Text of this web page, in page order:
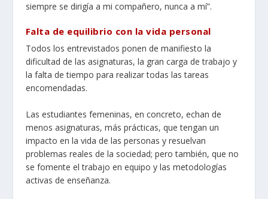
siempre se dirigía a mi compañero, nunca a mí”.
Falta de equilibrio con la vida personal
Todos los entrevistados ponen de manifiesto la
dificultad de las asignaturas, la gran carga de trabajo y
la falta de tiempo para realizar todas las tareas
encomendadas.
Las estudiantes femeninas, en concreto, echan de
menos asignaturas, más prácticas, que tengan un
impacto en la vida de las personas y resuelvan
problemas reales de la sociedad; pero también, que no
se fomente el trabajo en equipo y las metodologías
activas de enseñanza.